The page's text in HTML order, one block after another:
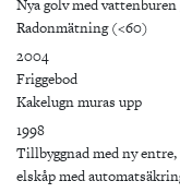
Nya golv med
Radonmätning (<60)
2004
Friggebod
Kakelugn muras upp
1998
Tillbyggnad med ny
elskåp med